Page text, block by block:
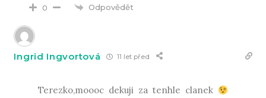
0 Odpovědět
Ingrid Ingvortová 11 let před
Terezko,moooc dekuji za tenhle clanek